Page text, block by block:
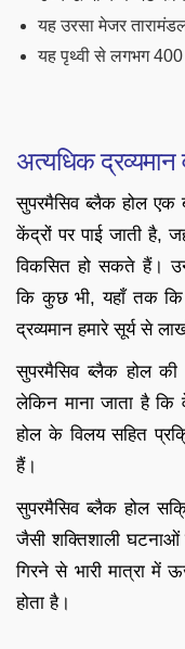
यह उरसा मेजर
यह पृथ्वी से लगभग 400
अत्यधिक द्रव्यमान
सुपरमैसिव ब्लैक होल
केंद्रों पर पाई जाती है,
विकसित हो सकते हैं।
कि कुछ भी, यहाँ तक
द्रव्यमान हमारे सूर्य से
सुपरमैसिव ब्लैक होल
लेकिन माना जाता है
होल के विलय सहित
हैं।
सुपरमैसिव ब्लैक होल
जैसी शक्तिशाली
गिरने से भारी मात्रा में
होता है।